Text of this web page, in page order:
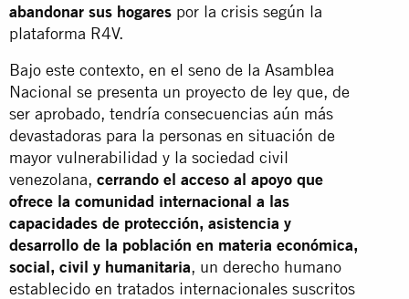
abandonar sus hogares por la crisis según la
plataforma R4V.
Bajo este contexto, en el seno de la Asamblea
Nacional se presenta un proyecto de ley que, de
ser aprobado, tendría consecuencias aún más
devastadoras para la personas en situación de
mayor vulnerabilidad y la sociedad civil
venezolana, cerrando el acceso al apoyo que
ofrece la comunidad internacional a las
capacidades de protección, asistencia y
desarrollo de la población en materia económica,
social, civil y humanitaria, un derecho humano
establecido en tratados internacionales suscritos